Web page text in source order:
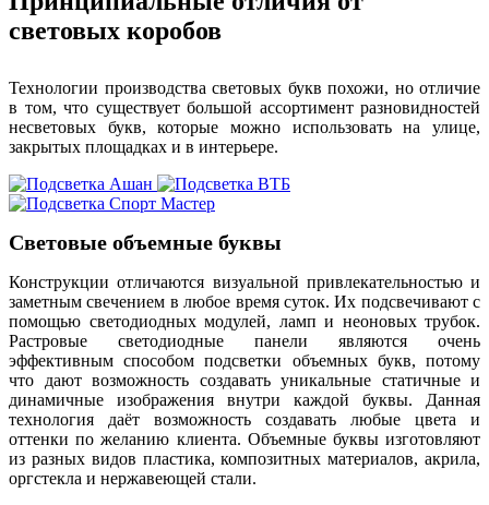
световых коробов
Технологии производства световых букв похожи, но отличие
в том, что существует большой ассортимент разновидностей
несветовых букв, которые можно использовать на улице,
закрытых площадках и в интерьере.
Световые объемные буквы
Конструкции отличаются визуальной привлекательностью и
заметным свечением в любое время суток. Их подсвечивают с
помощью светодиодных модулей, ламп и неоновых трубок.
Растровые светодиодные панели являются очень
эффективным способом подсветки объемных букв, потому
что дают возможность создавать уникальные статичные и
динамичные изображения внутри каждой буквы. Данная
технология даёт возможность создавать любые цвета и
оттенки по желанию клиента. Объемные буквы изготовляют
из разных видов пластика, композитных материалов, акрила,
оргстекла и нержавеющей стали.